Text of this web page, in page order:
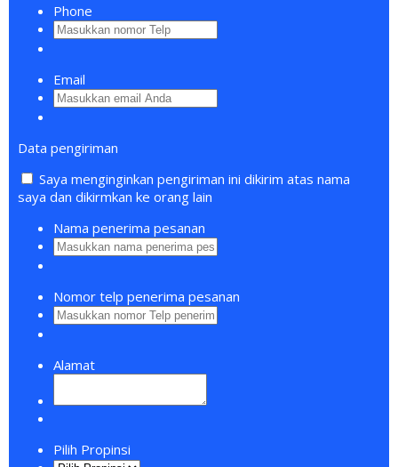
Phone
Email
Data pengiriman
Saya menginginkan pengiriman ini dikirim atas nama
saya dan dikirmkan ke orang lain
Nama penerima pesanan
Nomor telp penerima pesanan
Alamat
Pilih Propinsi